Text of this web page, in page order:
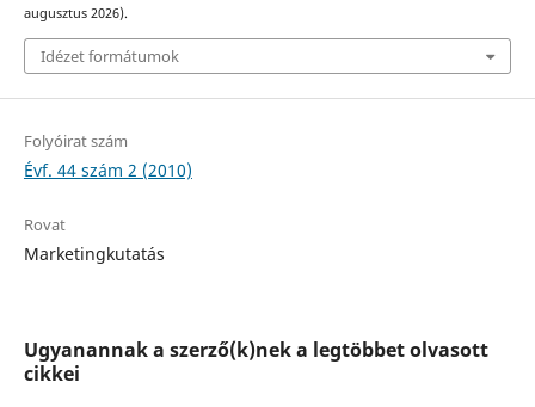
augusztus 2026).
Idézet formátumok
Folyóirat szám
Évf. 44 szám 2 (2010)
Rovat
Marketingkutatás
Ugyanannak a szerző(k)nek a legtöbbet olvasott
cikkei